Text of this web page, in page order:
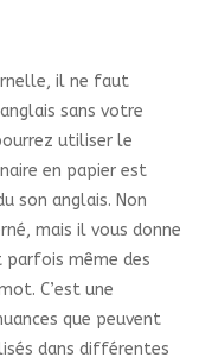
il ne faut
sans votre
utiliser le
en papier est
son anglais. Non
mais il vous donne
parfois même des
C’est une
que peuvent
dans différentes